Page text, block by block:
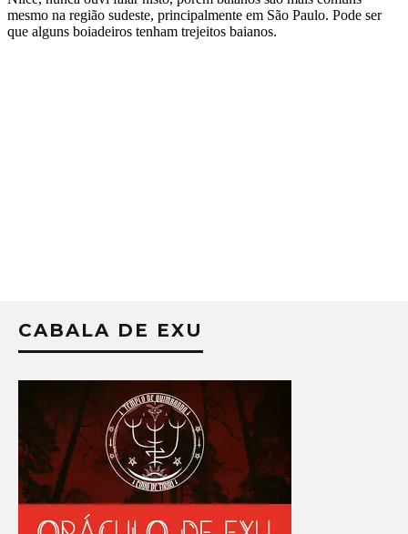
CABALA DE EXU